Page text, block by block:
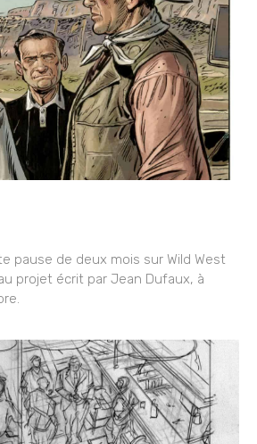
pause de deux mois sur Wild West
projet écrit par Jean Dufaux, à